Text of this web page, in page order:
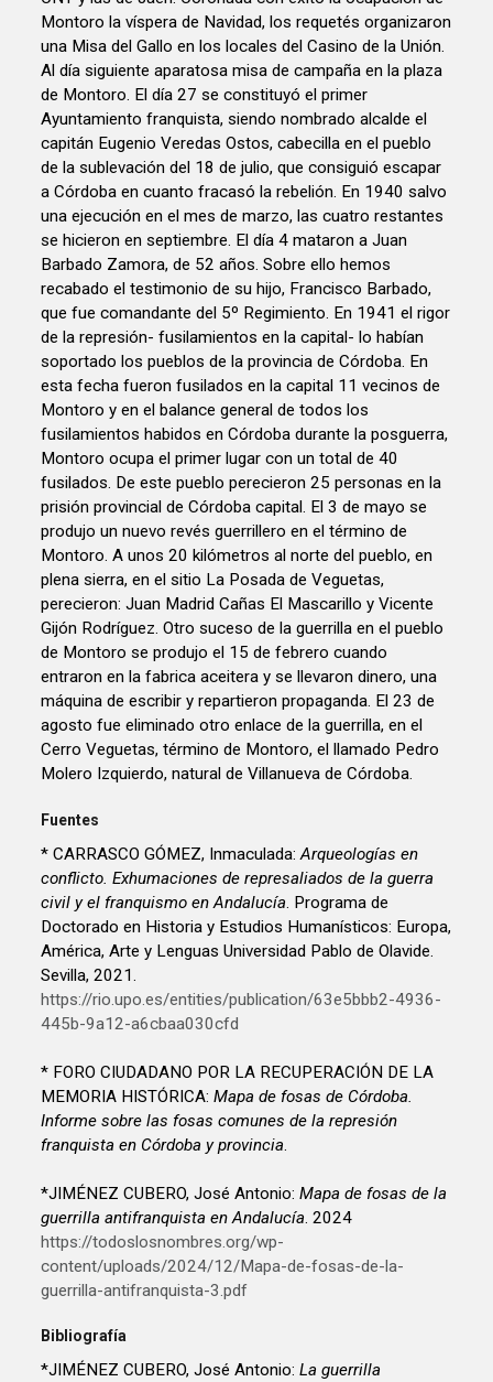
Montoro la víspera de Navidad, los requetés organizaron
una Misa del Gallo en los locales del Casino de la Unión.
Al día siguiente aparatosa misa de campaña en la plaza
de Montoro. El día 27 se constituyó el primer
Ayuntamiento franquista, siendo nombrado alcalde el
capitán Eugenio Veredas Ostos, cabecilla en el pueblo
de la sublevación del 18 de julio, que consiguió escapar
a Córdoba en cuanto fracasó la rebelión. En 1940 salvo
una ejecución en el mes de marzo, las cuatro restantes
se hicieron en septiembre. El día 4 mataron a Juan
Barbado Zamora, de 52 años. Sobre ello hemos
recabado el testimonio de su hijo, Francisco Barbado,
que fue comandante del 5º Regimiento. En 1941 el rigor
de la represión- fusilamientos en la capital- lo habían
soportado los pueblos de la provincia de Córdoba. En
esta fecha fueron fusilados en la capital 11 vecinos de
Montoro y en el balance general de todos los
fusilamientos habidos en Córdoba durante la posguerra,
Montoro ocupa el primer lugar con un total de 40
fusilados. De este pueblo perecieron 25 personas en la
prisión provincial de Córdoba capital. El 3 de mayo se
produjo un nuevo revés guerrillero en el término de
Montoro. A unos 20 kilómetros al norte del pueblo, en
plena sierra, en el sitio La Posada de Veguetas,
perecieron: Juan Madrid Cañas El Mascarillo y Vicente
Gijón Rodríguez. Otro suceso de la guerrilla en el pueblo
de Montoro se produjo el 15 de febrero cuando
entraron en la fabrica aceitera y se llevaron dinero, una
máquina de escribir y repartieron propaganda. El 23 de
agosto fue eliminado otro enlace de la guerrilla, en el
Cerro Veguetas, término de Montoro, el llamado Pedro
Molero Izquierdo, natural de Villanueva de Córdoba.
Fuentes
* CARRASCO GÓMEZ, Inmaculada:Arqueologías en
conflicto. Exhumaciones de represaliados de la guerra
civil y el franquismo en Andalucía. Programa de
Doctorado en Historia y Estudios Humanísticos: Europa,
América, Arte y Lenguas Universidad Pablo de Olavide.
Sevilla, 2021.
https://rio.upo.es/entities/publication/63e5bbb2-4936-
445b-9a12-a6cbaa030cfd
* FORO CIUDADANO POR LA RECUPERACIÓN DE LA
MEMORIA HISTÓRICA:Mapa de fosas de Córdoba.
Informe sobre las fosas comunes de la represión
franquista en Córdoba y provincia.
*JIMÉNEZ CUBERO, José Antonio:Mapa de fosas de la
guerrilla antifranquista en Andalucía. 2024
https://todoslosnombres.org/wp-
content/uploads/2024/12/Mapa-de-fosas-de-la-
guerrilla-antifranquista-3.pdf
Bibliografía
*JIMÉNEZ CUBERO, José Antonio:La guerrilla